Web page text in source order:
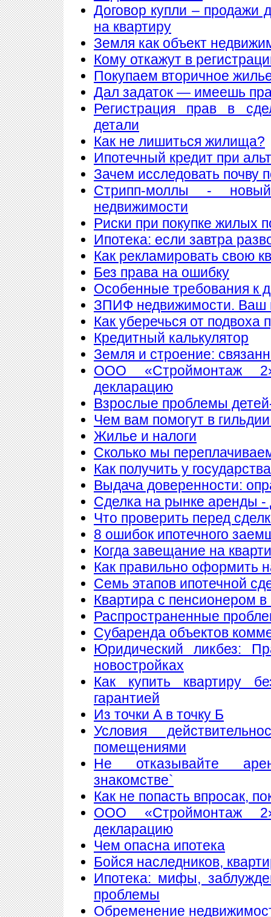
Договор купли – продажи
на квартиру
Земля как объект
Кому откажут в
Покупаем вторичное
Дал задаток — имеешь
Регистрация прав в
детали
Как не лишиться жилища?
Ипотечный кредит при
Зачем исследовать почву
Стрипп-моллы -
недвижимости
Риски при покупке жилых
Ипотека: если завтра
Как рекламировать свою
Без права на ошибку
Особенные требования к
ЗПИФ недвижимости. Ваш
Как уберечься от подвоха
Кредитный калькулятор
Земля и строение:
ООО «Строймонтаж
декларацию
Взрослые проблемы
Чем вам помогут в
Жилье и налоги
Сколько мы
Как получить у
Выдача доверенности:
Сделка на рынке аренды -
Что проверить перед
8 ошибок ипотечного
Когда завещание на
Как правильно оформить
Семь этапов ипотечной
Квартира с пенсионером в
Распространенные
Субаренда объектов
Юридический ликбез:
новостройках
Как купить квартиру
гарантией
Из точки А в точку Б
Условия
помещениями
Не отказывайте
знакомстве`
Как не попасть впросак,
ООО «Строймонтаж
декларацию
Чем опасна ипотека
Бойся наследников,
Ипотека: мифы,
проблемы
Обременение